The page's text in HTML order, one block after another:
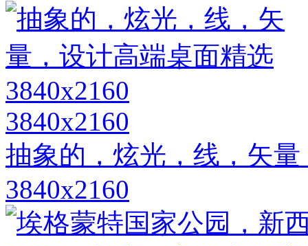
3840x2160
抽象的，炫光，线，矢
3840x2160